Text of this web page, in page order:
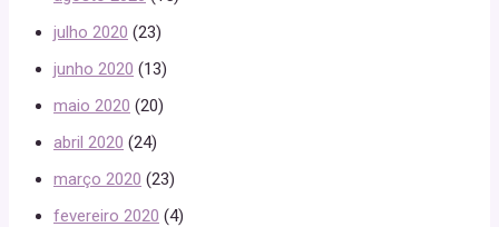
julho 2020 (23)
junho 2020 (13)
maio 2020 (20)
abril 2020 (24)
março 2020 (23)
fevereiro 2020 (4)